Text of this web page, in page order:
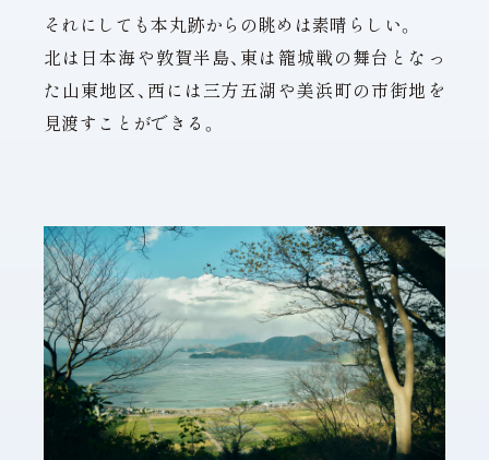
それにしても本丸跡からの眺めは素晴らしい。
北は日本海や敦賀半島、東は籠城戦の舞台となっ
た山東地区、西には三方五湖や美浜町の市街地を
見渡すことができる。